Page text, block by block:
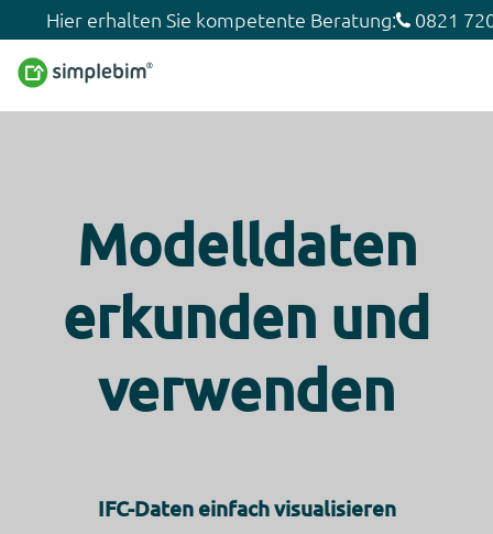
Hier erhalten Sie kompetente Beratung: 0821
Modelldaten
erkunden und
verwenden
IFC-Daten einfach visualisieren